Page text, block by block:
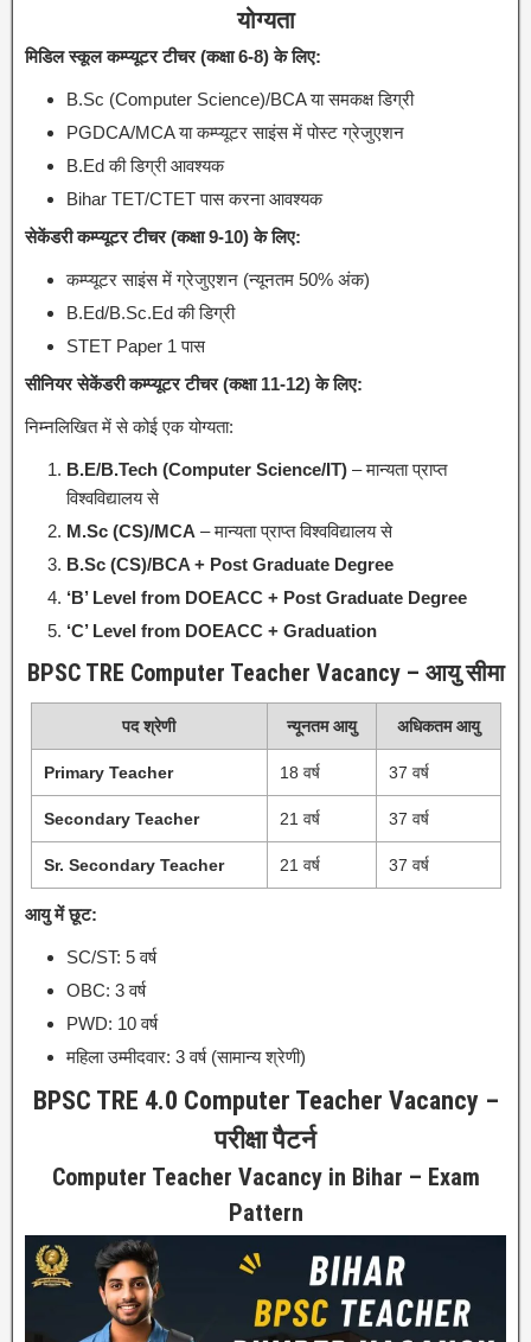
योग्यता
मिडिल स्कूल कम्प्यूटर टीचर (कक्षा 6-8) के लिए:
B.Sc (Computer Science)/BCA या समकक्ष डिग्री
PGDCA/MCA या कम्प्यूटर साइंस में पोस्ट ग्रेजुएशन
B.Ed की डिग्री आवश्यक
Bihar TET/CTET पास करना आवश्यक
सेकेंडरी कम्प्यूटर टीचर (कक्षा 9-10) के लिए:
कम्प्यूटर साइंस में ग्रेजुएशन (न्यूनतम 50% अंक)
B.Ed/B.Sc.Ed की डिग्री
STET Paper 1 पास
सीनियर सेकेंडरी कम्प्यूटर टीचर (कक्षा 11-12) के लिए:
निम्नलिखित में से कोई एक योग्यता:
B.E/B.Tech (Computer Science/IT) – मान्यता प्राप्त
विश्वविद्यालय से
M.Sc (CS)/MCA – मान्यता प्राप्त विश्वविद्यालय से
B.Sc (CS)/BCA + Post Graduate Degree
‘B’ Level from DOEACC + Post Graduate Degree
‘C’ Level from DOEACC + Graduation
BPSC TRE Computer Teacher Vacancy – आयु सीमा
पद श्रेणी न्यूनतम आयु अधिकतम आयु
Primary Teacher 18 वर्ष 37 वर्ष
Secondary Teacher 21 वर्ष 37 वर्ष
Sr. Secondary Teacher 21 वर्ष 37 वर्ष
आयु में छूट:
SC/ST: 5 वर्ष
OBC: 3 वर्ष
PWD: 10 वर्ष
महिला उम्मीदवार: 3 वर्ष (सामान्य श्रेणी)
BPSC TRE 4.0 Computer Teacher Vacancy –
परीक्षा पैटर्न
Computer Teacher Vacancy in Bihar – Exam
Pattern